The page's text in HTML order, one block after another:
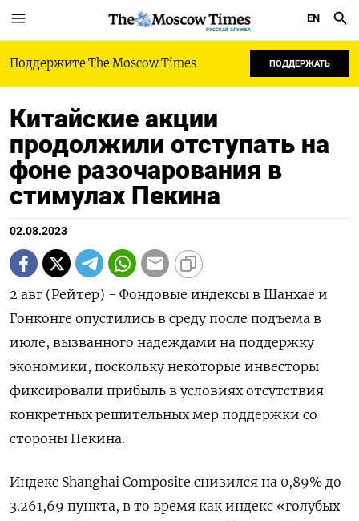
РУССКАЯ СЛУЖБА
EN
Поддержите The Moscow Times ПОДДЕРЖАТЬ
Китайские акции
продолжили отступать на
фоне разочарования в
стимулах Пекина
02.08.2023
2 авг (Рейтер) - Фондовые индексы в Шанхае и
Гонконге опустились в среду после подъема в
июле, вызванного надеждами на поддержку
экономики, поскольку некоторые инвесторы
фиксировали прибыль в условиях отсутствия
конкретных решительных мер поддержки со
стороны Пекина.
Индекс Shanghai Composite снизился на 0,89% до
3.261,69 пункта, в то время как индекс «голубых